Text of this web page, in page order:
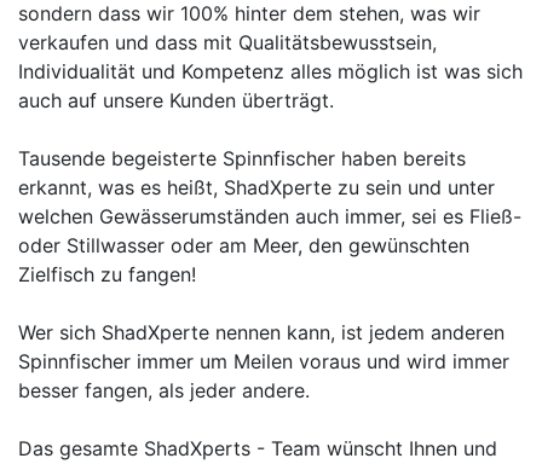
sondern dass wir 100% hinter dem stehen, was wir
verkaufen und dass mit Qualitätsbewusstsein,
Individualität und Kompetenz alles möglich ist was sich
auch auf unsere Kunden überträgt.
Tausende begeisterte Spinnfischer haben bereits
erkannt, was es heißt, ShadXperte zu sein und unter
welchen Gewässerumständen auch immer, sei es Fließ-
oder Stillwasser oder am Meer, den gewünschten
Zielfisch zu fangen!
Wer sich ShadXperte nennen kann, ist jedem anderen
Spinnfischer immer um Meilen voraus und wird immer
besser fangen, als jeder andere.
Das gesamte ShadXperts - Team wünscht Ihnen und